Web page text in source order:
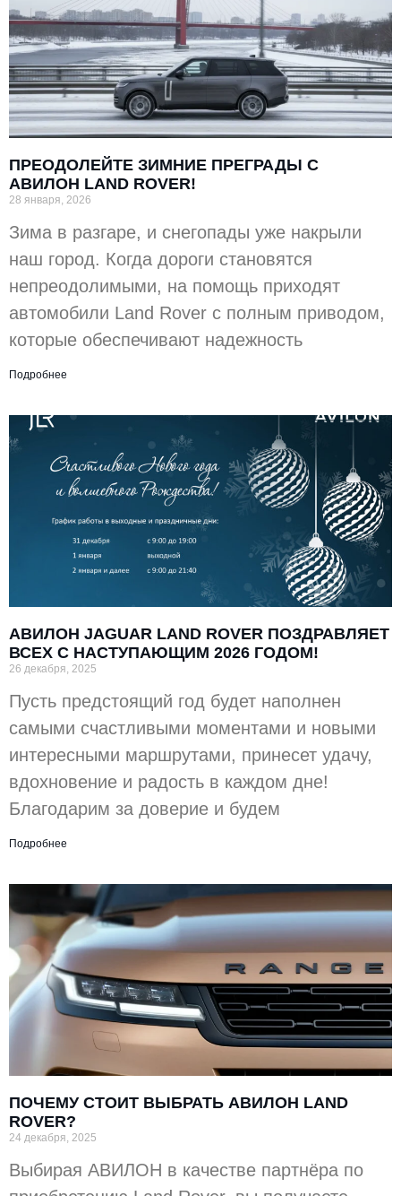
ПРЕОДОЛЕЙТЕ ЗИМНИЕ ПРЕГРАДЫ С
АВИЛОН LAND ROVER!
28 января, 2026
Зима в разгаре, и снегопады уже накрыли
наш город. Когда дороги становятся
непреодолимыми, на помощь приходят
автомобили Land Rover с полным приводом,
которые обеспечивают надежность
Подробнее
АВИЛОН JAGUAR LAND ROVER ПОЗДРАВЛЯЕТ
ВСЕХ С НАСТУПАЮЩИМ 2026 ГОДОМ!
26 декабря, 2025
Пусть предстоящий год будет наполнен
самыми счастливыми моментами и новыми
интересными маршрутами, принесет удачу,
вдохновение и радость в каждом дне!
Благодарим за доверие и будем
Подробнее
ПОЧЕМУ СТОИТ ВЫБРАТЬ АВИЛОН LAND
ROVER?
24 декабря, 2025
Выбирая АВИЛОН в качестве партнёра по